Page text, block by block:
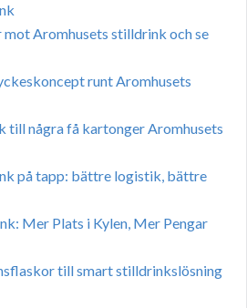
mot Aromhusets stilldrink och se
runt Aromhusets
till några få kartonger Aromhusets
på tapp: bättre logistik, bättre
Mer Plats i Kylen, Mer Pengar
till smart stilldrinkslösning